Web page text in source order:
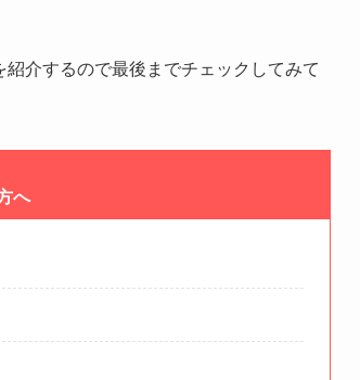
介するので最後までチェックしてみて
へ